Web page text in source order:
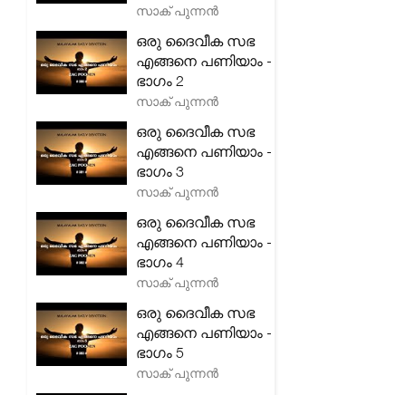
സാക് പുന്നൻ
ഒരു ദൈവീക സഭ
എങ്ങനെ പണിയാം -
ഭാഗം 2
സാക് പുന്നൻ
ഒരു ദൈവീക സഭ
എങ്ങനെ പണിയാം -
ഭാഗം 3
സാക് പുന്നൻ
ഒരു ദൈവീക സഭ
എങ്ങനെ പണിയാം -
ഭാഗം 4
സാക് പുന്നൻ
ഒരു ദൈവീക സഭ
എങ്ങനെ പണിയാം -
ഭാഗം 5
സാക് പുന്നൻ